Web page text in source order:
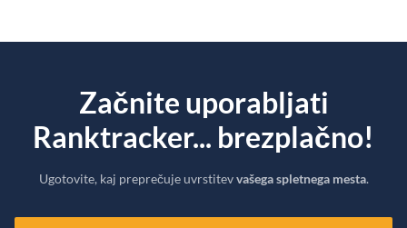
Začnite uporabljati
Ranktracker... brezplačno!
Ugotovite, kaj preprečuje uvrstitevvašega spletnega mesta.